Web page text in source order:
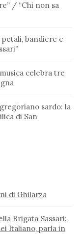
/ “Chi non sa
bandiere e
celebra tre
sardo: la
di San
di Ghilarza
Brigata Sassari:
Italiano, parla in